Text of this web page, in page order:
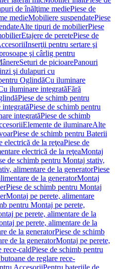
de înălţime mediePiese de
medieMobiliere suspendatePiese
Alte tipuri de mobilierPiese
Etajere de peretePiese de
Inserţii pentru sertare şi
şi cârlig pentru
Seturi de picioarePanouri
şi dulapuri cu
OglindăCu iluminare
iluminare integratăFără
Piese de schimb pentru
Piese de schimb pentru
integratăPiese de schimb
Elemente de iluminareAlte
Piese de schimb pentru Baterii
electrică de la reţeaPiese de
electrică de la reţeaMontaj
de schimb pentru Montaj stativ,
alimentare de la generatorPiese
de la generatorMontaj
Piese de schimb pentru Montaj
Montaj pe perete, alimentare
pentru Montaj pe perete,
pe perete, alimentare de la
pe perete, alimentare de la
de la generatorPiese de schimb
de la generatorMontaj pe perete,
rece-caldPiese de schimb pentru
de reglare rece-
AccesoriiPentru bateriile de